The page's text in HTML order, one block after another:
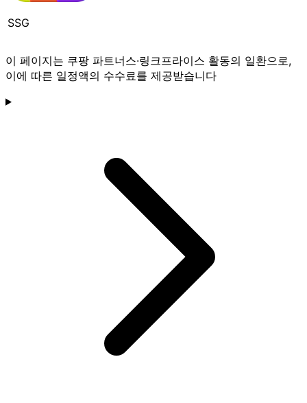
SSG
이 페이지는 쿠팡 파트너스·링크프라이스 활동의 일환으로,
이에 따른 일정액의 수수료를 제공받습니다